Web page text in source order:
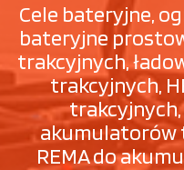
Cele bateryjne,
bateryjne
trakcyjnych,
trakcyjnych,
trakcyjnych,
akumulatorów
REMA do